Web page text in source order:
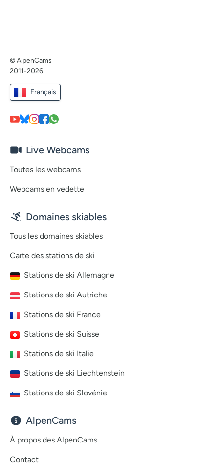
© AlpenCams
2011-2026
Français
Live Webcams
Toutes les webcams
Webcams en vedette
Domaines skiables
Tous les domaines skiables
Carte des stations de ski
Stations de ski Allemagne
Stations de ski Autriche
Stations de ski France
Stations de ski Suisse
Stations de ski Italie
Stations de ski Liechtenstein
Stations de ski Slovénie
AlpenCams
À propos des AlpenCams
Contact